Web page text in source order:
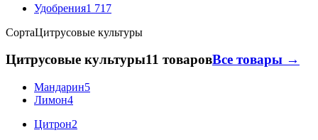
Удобрения1 717
СортаЦитрусовые культуры
Цитрусовые культуры11 товаровВсе товары →
Мандарин5
Лимон4
Цитрон2